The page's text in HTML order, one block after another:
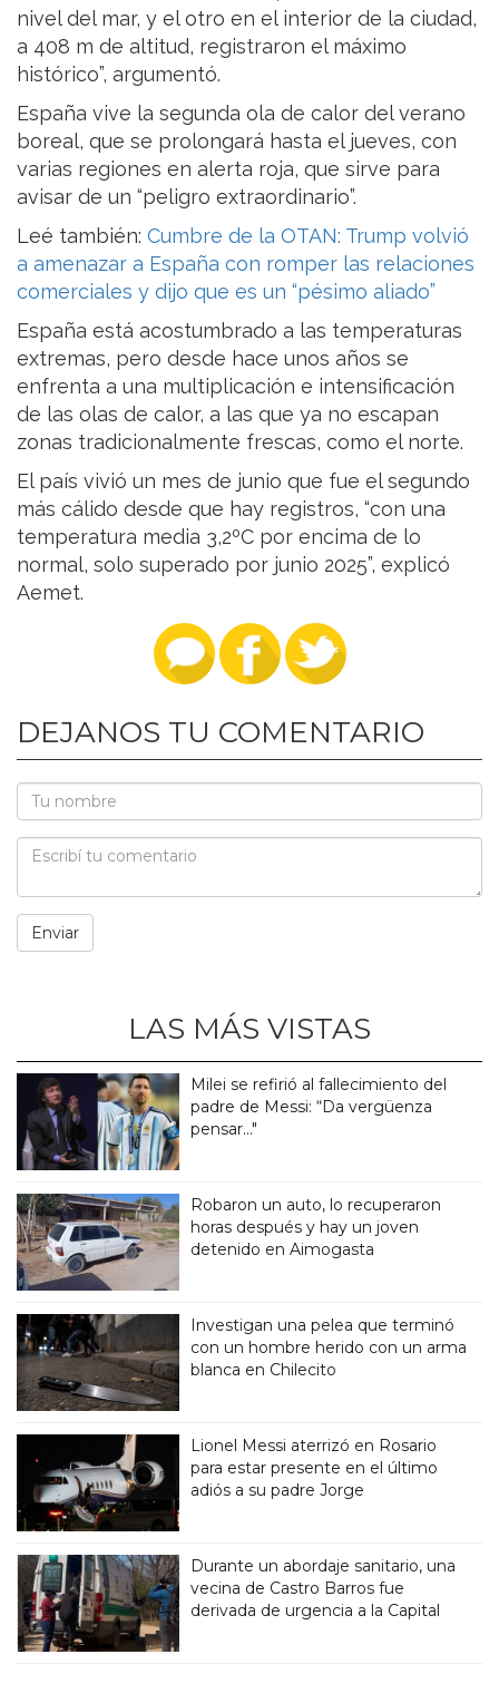
nivel del mar, y el otro en el interior de la ciudad,
a 408 m de altitud, registraron el máximo
histórico”, argumentó.
España vive la segunda ola de calor del verano
boreal, que se prolongará hasta el jueves, con
varias regiones en alerta roja, que sirve para
avisar de un “peligro extraordinario”.
Leé también: Cumbre de la OTAN: Trump volvió
a amenazar a España con romper las relaciones
comerciales y dijo que es un “pésimo aliado”
España está acostumbrado a las temperaturas
extremas, pero desde hace unos años se
enfrenta a una multiplicación e intensificación
de las olas de calor, a las que ya no escapan
zonas tradicionalmente frescas, como el norte.
El país vivió un mes de junio que fue el segundo
más cálido desde que hay registros, “con una
temperatura media 3,2ºC por encima de lo
normal, solo superado por junio 2025”, explicó
Aemet.
DEJANOS TU COMENTARIO
LAS MÁS VISTAS
Milei se refirió al fallecimiento del
padre de Messi: “Da vergüenza
pensar..."
Robaron un auto, lo recuperaron
horas después y hay un joven
detenido en Aimogasta
Investigan una pelea que terminó
con un hombre herido con un arma
blanca en Chilecito
Lionel Messi aterrizó en Rosario
para estar presente en el último
adiós a su padre Jorge
Durante un abordaje sanitario, una
vecina de Castro Barros fue
derivada de urgencia a la Capital